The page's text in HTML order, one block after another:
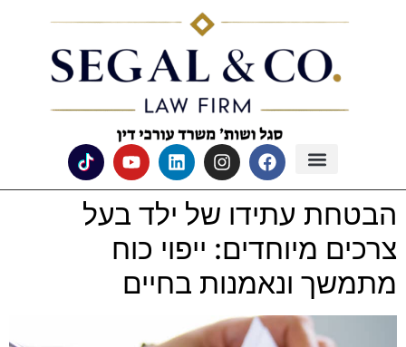
הבטחת עתידו של ילד בעל
צרכים מיוחדים: ייפוי כוח
מתמשך ונאמנות בחיים